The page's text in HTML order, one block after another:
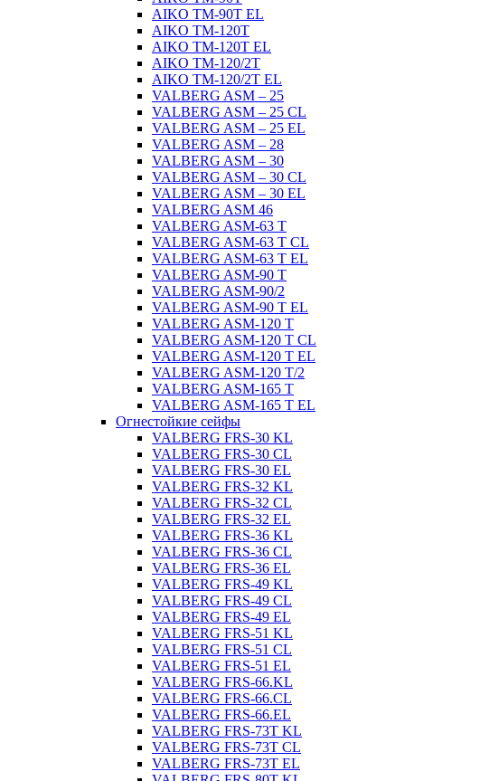
AIKO TM-90Т EL
AIKO TM-120Т
AIKO TM-120Т EL
AIKO TM-120/2Т
AIKO TM-120/2Т EL
VALBERG ASM – 25
VALBERG ASM – 25 CL
VALBERG ASM – 25 EL
VALBERG ASM – 28
VALBERG ASM – 30
VALBERG ASM – 30 CL
VALBERG ASM – 30 EL
VALBERG ASM 46
VALBERG ASM-63 T
VALBERG ASM-63 T CL
VALBERG ASM-63 T EL
VALBERG ASM-90 T
VALBERG ASM-90/2
VALBERG ASM-90 T EL
VALBERG ASM-120 T
VALBERG ASM-120 T CL
VALBERG ASM-120 T EL
VALBERG ASM-120 T/2
VALBERG ASM-165 T
VALBERG ASM-165 T EL
Огнестойкие сейфы
VALBERG FRS-30 KL
VALBERG FRS-30 CL
VALBERG FRS-30 EL
VALBERG FRS-32 KL
VALBERG FRS-32 CL
VALBERG FRS-32 EL
VALBERG FRS-36 KL
VALBERG FRS-36 CL
VALBERG FRS-36 EL
VALBERG FRS-49 KL
VALBERG FRS-49 CL
VALBERG FRS-49 EL
VALBERG FRS-51 KL
VALBERG FRS-51 CL
VALBERG FRS-51 EL
VALBERG FRS-66.KL
VALBERG FRS-66.CL
VALBERG FRS-66.EL
VALBERG FRS-73T KL
VALBERG FRS-73T CL
VALBERG FRS-73T EL